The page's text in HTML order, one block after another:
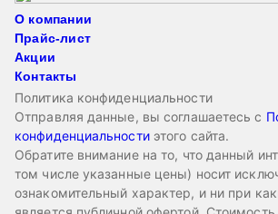
О компании
Прайс-лист
Акции
Контакты
Политика конфиденциальности
Отправляя данные, вы соглашаетесь с
конфиденциальностиэтого сайта.
Обратите внимание на то, что данный
том числе указанные цены) носит
ознакомительный характер, и ни при